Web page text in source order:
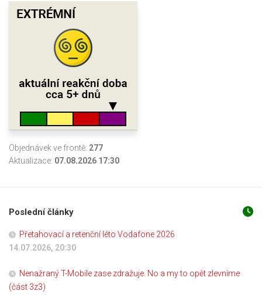
Objednávek ve frontě: 277
Aktualizace: 07.08.2026 17:30
Poslední články
Přetahovací a retenční léto Vodafone 2026
14.07.2026, 20:30
Nenažraný T-Mobile zase zdražuje. No a my to opět zlevníme
(část 3z3)